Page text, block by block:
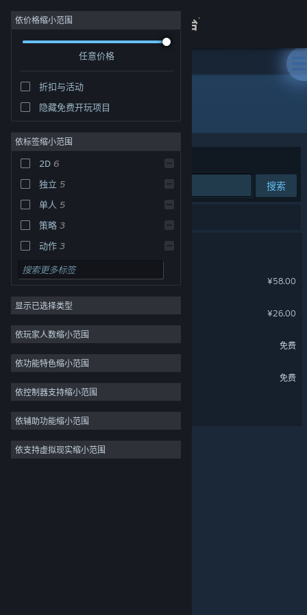
登录
关于
客服
关于蒸汽平台|退款政策|软件许可服务协议
个人信息保护政策|个人信息出境告知书|
依价格缩小范围
任意价格
折扣与活动
隐藏免费开玩项目
依标签缩小范围
2D 6
独立 5
单人 5
策略 3
动作 3
冒险 3
角色扮演 3
平台游戏
动作冒险 3
设计与插画
实用工具
免费开玩
大型多人在线
抢先体验
显示已选择类型
依玩家人数缩小范围
依功能特色缩小范围
依控制器支持缩小范围
依辅助功能缩小范围
依支持虚拟现实缩小范围
发行商: OKJOY
排序依据 相关性
搜索
6 个匹配的搜索结果。
¥58.00
¥26.00
免费
兽人领地 Demo
免费